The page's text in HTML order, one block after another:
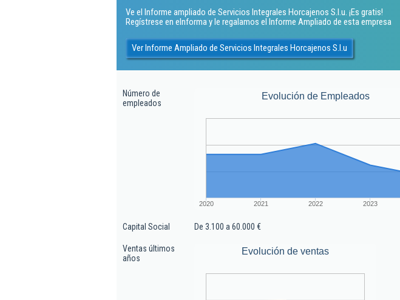
Ve el Informe ampliado de Servicios Integrales Horcajenos S.l.u. ¡Es gratis!
Regístrese en eInforma y le regalamos el Informe Ampliado de esta empresa
Ver Informe Ampliado de Servicios Integrales Horcajenos S.l.u
Número de
empleados
Evolución de Empleados
2020 2021 2022 2023
Capital Social De 3.100 a 60.000 €
Ventas últimos
años
Evolución de ventas